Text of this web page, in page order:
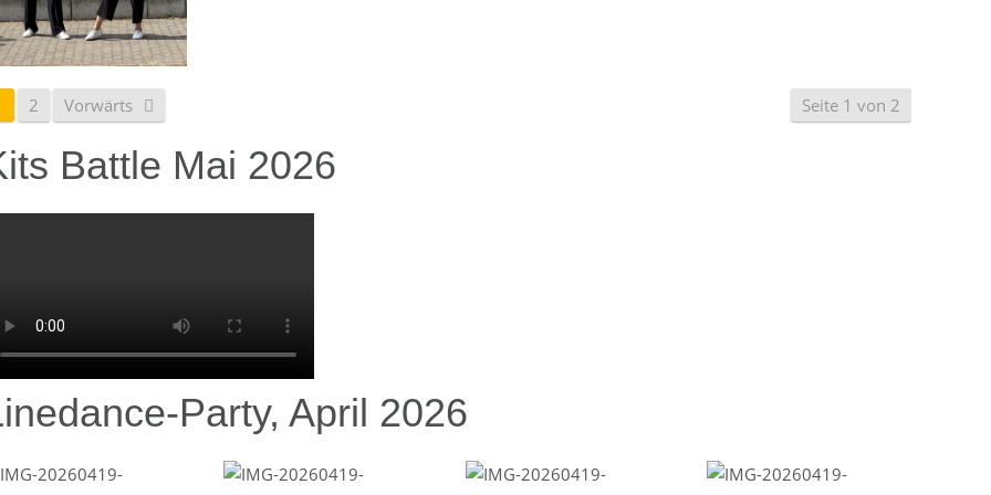
Seite 1 von 2
2 Vorwärts
Battle Mai 2026
Party, April 2026